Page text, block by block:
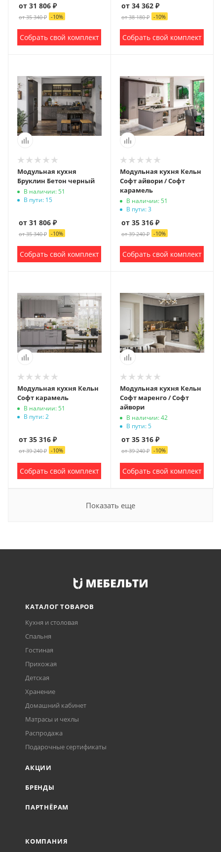
от 31 806 ₽
от 35 340 ₽ -10%
Собрать свой комплект
от 34 362 ₽
от 38 180 ₽ -10%
Собрать свой комплект
Модульная кухня
Бруклин Бетон черный
В наличии: 51
В пути: 15
от 31 806 ₽
от 35 340 ₽ -10%
Собрать свой комплект
Модульная кухня Кельн
Софт айвори / Софт
карамель
В наличии: 51
В пути: 3
от 35 316 ₽
от 39 240 ₽ -10%
Собрать свой комплект
Модульная кухня Кельн
Софт карамель
В наличии: 51
В пути: 2
от 35 316 ₽
от 39 240 ₽ -10%
Собрать свой комплект
Модульная кухня Кельн
Софт маренго / Софт
айвори
В наличии: 42
В пути: 5
от 35 316 ₽
от 39 240 ₽ -10%
Собрать свой комплект
Показать еще
КАТАЛОГ ТОВАРОВ
Кухня и столовая
Спальня
Гостиная
Прихожая
Детская
Хранение
Домашний кабинет
Матрасы и чехлы
Распродажа
Подарочные сертификаты
АКЦИИ
БРЕНДЫ
ПАРТНЁРАМ
КОМПАНИЯ